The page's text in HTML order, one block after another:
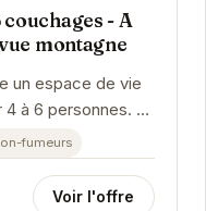
- A
montagne
un espace de vie
à 6 personnes. Sa
fumeurs
Voir l'offre